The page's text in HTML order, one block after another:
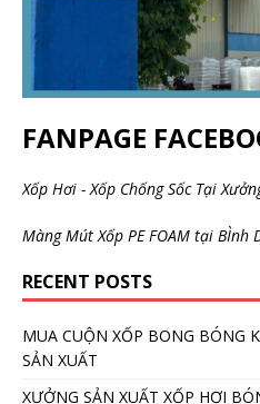
FANPAGE
Xốp Hơi - Xốp Chống Sốc Tại
Màng Mút Xốp PE FOAM tại BÌnh
RECENT POSTS
MUA CUỘN XỐP BONG BÓNG
SẢN XUẤT
XƯỞNG SẢN XUẤT XỐP HƠI